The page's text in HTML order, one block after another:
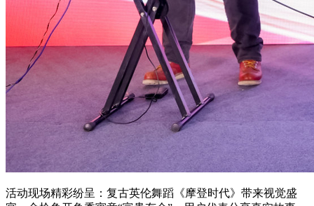
活动现场精彩纷呈：复古英伦舞蹈《摩登时代》带来视觉盛